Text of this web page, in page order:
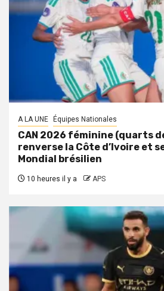
A LA UNE Équipes Nationales
CAN 2026 féminine (quarts
renverse la Côte d’Ivoire et
Mondial brésilien
10 heures il y a APS